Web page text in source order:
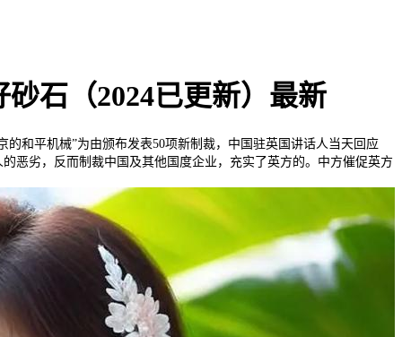
石（2024已更新）最新
平机械”为由颁布发表50项新制裁，中国驻英国讲话人当天回应
恶劣，反而制裁中国及其他国度企业，充实了英方的。中方催促英方